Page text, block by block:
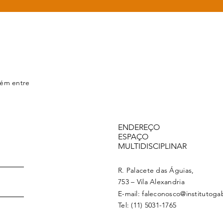
entre
ENDEREÇO
ESPAÇO
MULTIDISCIPLINAR
R. Palacete das Águias,
753 – Vila Alexandria
Tel: (11) 5031-1765
E-mail: